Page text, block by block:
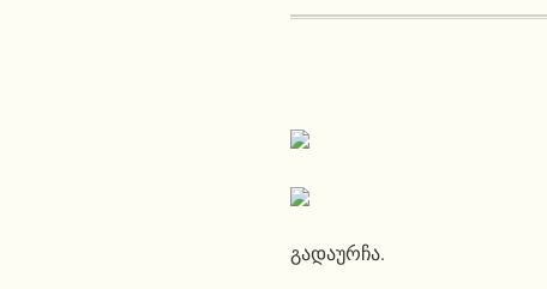
გადაურჩა.